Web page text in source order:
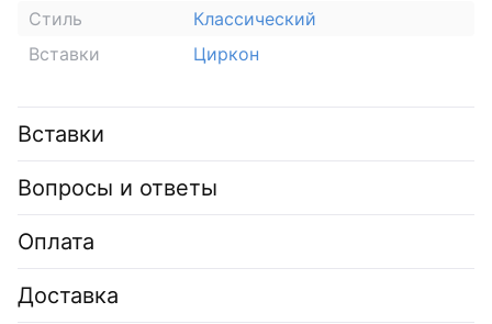
Стиль
Классический
Вставки
Циркон
Вставки
Вопросы и ответы
Оплата
Доставка